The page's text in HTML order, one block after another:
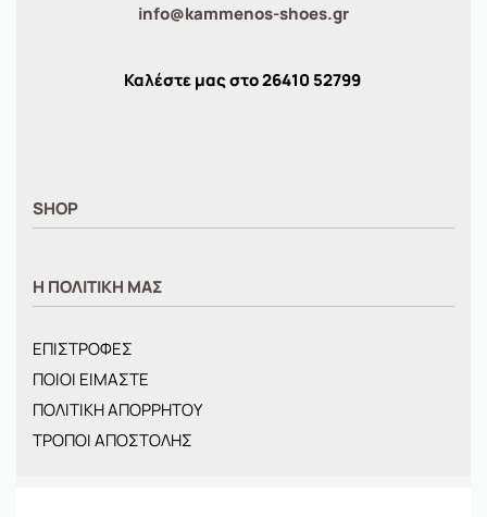
info@kammenos-shoes.gr
Καλέστε μας στο26410 52799
SHOP
ΓΥΝΑΙΚΕΙΑ
BRANDS
ΝΕΕΣ ΑΦΙΞΕΙΣ
OFFERS
ΤΣΑΝΤΕΣ
Η ΠΟΛΙΤΙΚΗ ΜΑΣ
ΕΠΙΣΤΡΟΦΕΣ
ΠΟΙΟΙ ΕΙΜΑΣΤΕ
ΠΟΛΙΤΙΚΗ ΑΠΟΡΡΗΤΟΥ
ΤΡΟΠΟΙ ΑΠΟΣΤΟΛΗΣ